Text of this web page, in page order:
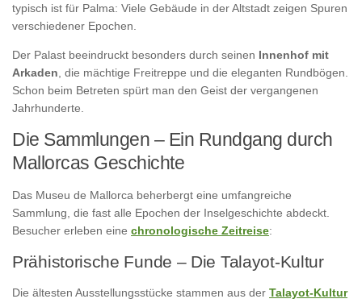
typisch ist für Palma: Viele Gebäude in der Altstadt zeigen Spuren
verschiedener Epochen.
Der Palast beeindruckt besonders durch seinen Innenhof mit
Arkaden , die mächtige Freitreppe und die eleganten Rundbögen.
Schon beim Betreten spürt man den Geist der vergangenen
Jahrhunderte.
Die Sammlungen – Ein Rundgang durch
Mallorcas Geschichte
Das Museu de Mallorca beherbergt eine umfangreiche
Sammlung, die fast alle Epochen der Inselgeschichte abdeckt.
Besucher erleben eine chronologische Zeitreise:
Prähistorische Funde – Die Talayot-Kultur
Die ältesten Ausstellungsstücke stammen aus der Talayot-Kultur